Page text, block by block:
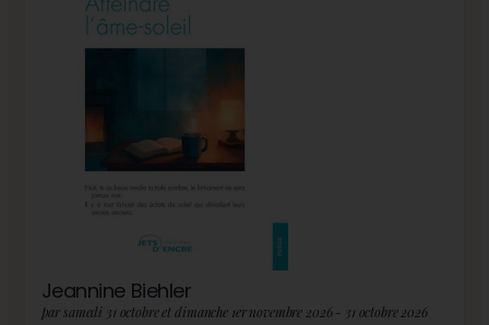
Jeannine Biehler
par samedi 31 octobre et dimanche 1er novembre 2026 - 31 octobre 2026